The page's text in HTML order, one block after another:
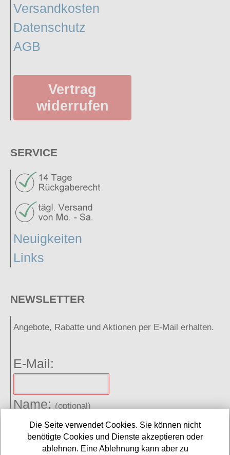
Versandkosten
Datenschutz
AGB
Vertrag
widerrufen
SERVICE
Neuigkeiten
Links
NEWSLETTER
Angebote, Rabatte und Aktionen per E-Mail erhalten.
E-Mail:
Name:(optional)
Spamschutz:(Ergebnis eintragen)
Die Seite verwendet Cookies. Sie können nicht
benötigte Cookies und Dienste akzeptieren oder
ablehnen. Eine Ablehnung kann aber zu